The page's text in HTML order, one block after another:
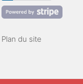
Plan du site